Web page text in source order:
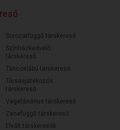
Sorozatfüggő társkereső
Színházkedvelő
társkereső
Táncoslábú társkereső
Társasjátékozós
társkereső
Vegetáriánus társkereső
Zenefüggő társkereső
Elvált társkeresők